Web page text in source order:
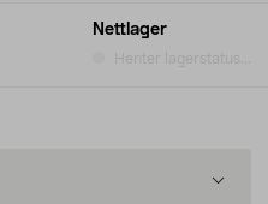
Nettlager
Henter lagerstatus...